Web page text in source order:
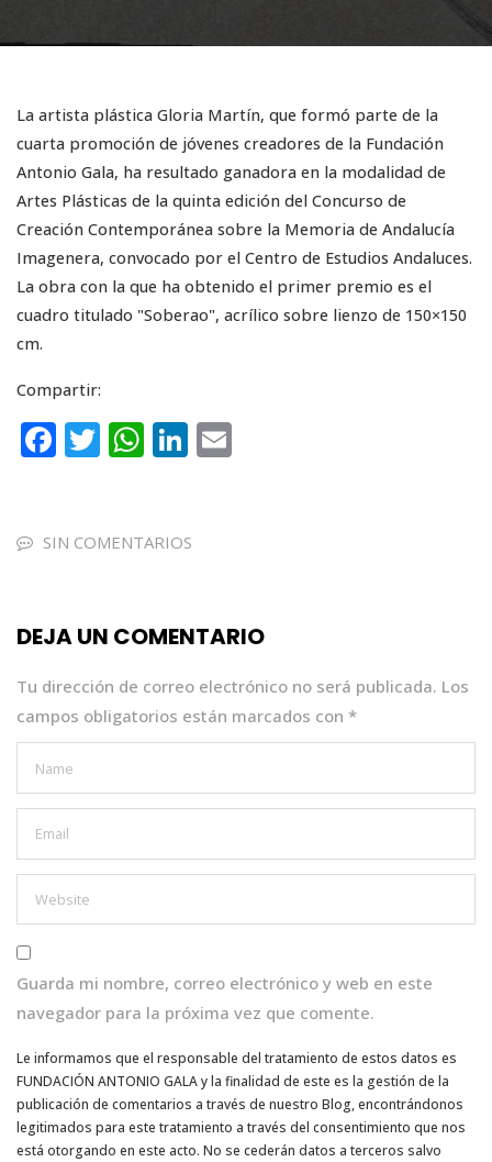
La artista plástica Gloria Martín, que formó parte de la
cuarta promoción de jóvenes creadores de la Fundación
Antonio Gala, ha resultado ganadora en la modalidad de
Artes Plásticas de la quinta edición del Concurso de
Creación Contemporánea sobre la Memoria de Andalucía
Imagenera, convocado por el Centro de Estudios Andaluces.
La obra con la que ha obtenido el primer premio es el
cuadro titulado "Soberao", acrílico sobre lienzo de 150×150
cm.
Compartir:
F
e
o
k
T
te
W
ts
p
Li
e
SIN COMENTARIOS
DEJA UN COMENTARIO
Tu dirección de correo electrónico no será publicada. Los
campos obligatorios están marcados con *
Guarda mi nombre, correo electrónico y web en este
navegador para la próxima vez que comente.
Le informamos que el responsable del tratamiento de estos datos es
FUNDACIÓN ANTONIO GALA y la finalidad de este es la gestión de la
publicación de comentarios a través de nuestro Blog, encontrándonos
legitimados para este tratamiento a través del consentimiento que nos
está otorgando en este acto. No se cederán datos a terceros salvo